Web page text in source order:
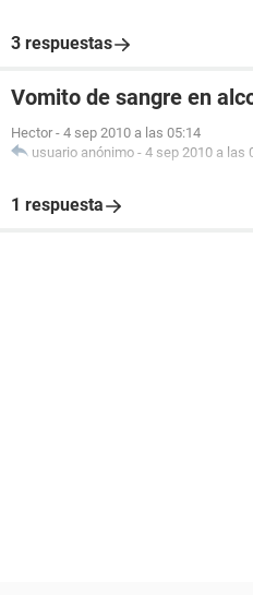
3 respuestas
Vomito de sangre en
Hector - 4 sep 2010 a las 05:14
usuario anónimo - 4 sep 2010 a las
1 respuesta